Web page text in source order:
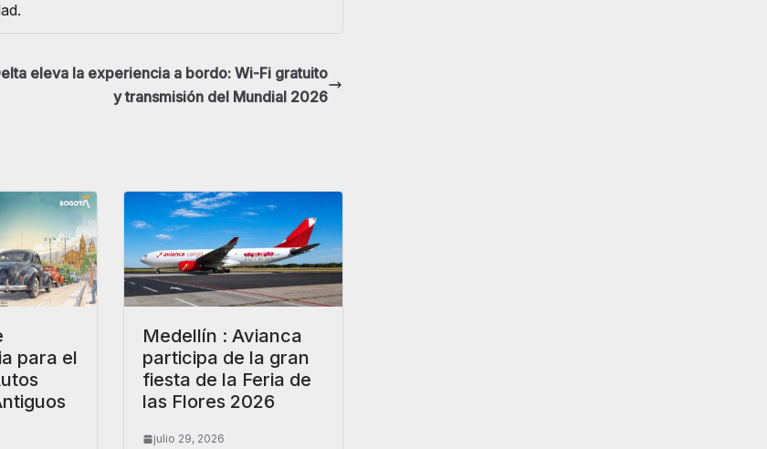
eleva la experiencia a bordo: Wi-Fi gratuito
y transmisión del Mundial 2026
para el
Medellín : Avianca
participa de la gran
fiesta de la Feria de
las Flores 2026
julio 29, 2026